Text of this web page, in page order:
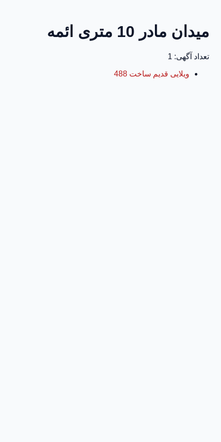
میدان مادر 10 متری ائمه
تعداد آگهی: 1
ویلایی قدیم ساخت 488